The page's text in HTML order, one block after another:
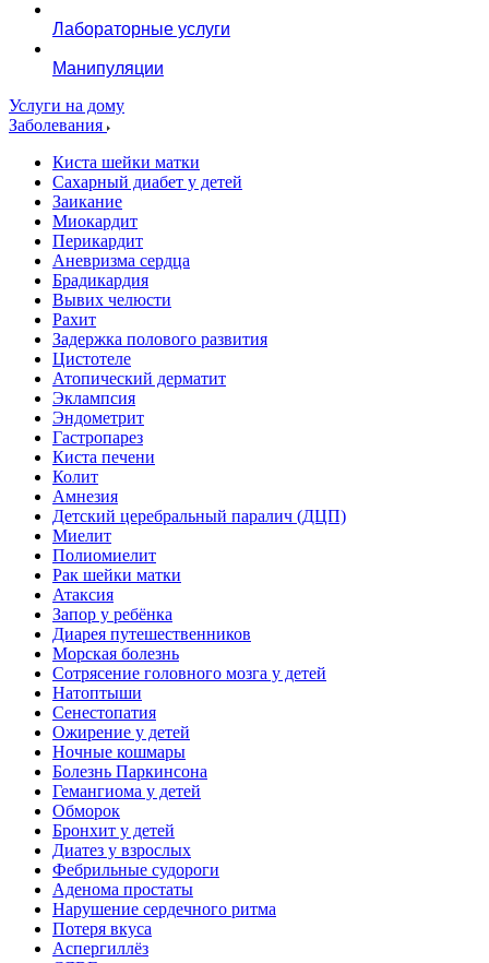
Лабораторные услуги
Манипуляции
Услуги на дому
Заболевания
Киста шейки матки
Сахарный диабет у детей
Заикание
Миокардит
Перикардит
Аневризма сердца
Брадикардия
Вывих челюсти
Рахит
Задержка полового развития
Цистотеле
Атопический дерматит
Эклампсия
Эндометрит
Гастропарез
Киста печени
Колит
Амнезия
Детский церебральный паралич (ДЦП)
Миелит
Полиомиелит
Рак шейки матки
Атаксия
Запор у ребёнка
Диарея путешественников
Морская болезнь
Сотрясение головного мозга у детей
Натоптыши
Сенестопатия
Ожирение у детей
Ночные кошмары
Болезнь Паркинсона
Гемангиома у детей
Обморок
Бронхит у детей
Диатез у взрослых
Фебрильные судороги
Аденома простаты
Нарушение сердечного ритма
Потеря вкуса
Аспергиллёз